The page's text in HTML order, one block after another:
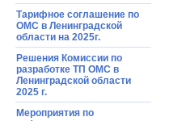
Тарифное соглашение по
ОМС в Ленинградской
области на 2025г.
Решения Комиссии по
разработке ТП ОМС в
Ленинградской области
2025 г.
Мероприятия по